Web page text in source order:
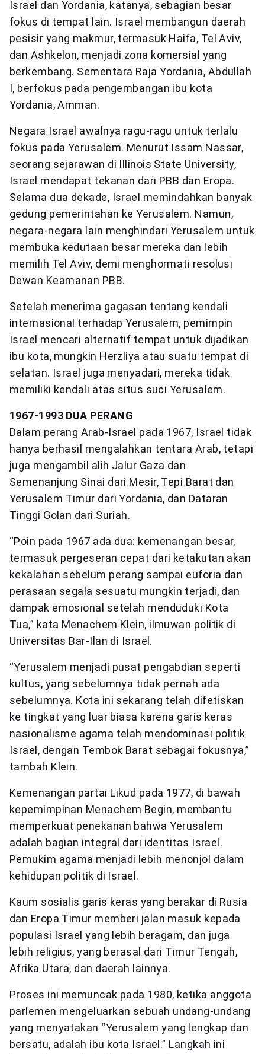
Israel dan Yordania, katanya, sebagian besar
fokus di tempat lain. Israel membangun daerah
pesisir yang makmur, termasuk Haifa, Tel Aviv,
dan Ashkelon, menjadi zona komersial yang
berkembang. Sementara Raja Yordania, Abdullah
I, berfokus pada pengembangan ibu kota
Yordania, Amman.
Negara Israel awalnya ragu-ragu untuk terlalu
fokus pada Yerusalem. Menurut Issam Nassar,
seorang sejarawan di Illinois State University,
Israel mendapat tekanan dari PBB dan Eropa.
Selama dua dekade, Israel memindahkan banyak
gedung pemerintahan ke Yerusalem. Namun,
negara-negara lain menghindari Yerusalem untuk
membuka kedutaan besar mereka dan lebih
memilih Tel Aviv, demi menghormati resolusi
Dewan Keamanan PBB.
Setelah menerima gagasan tentang kendali
internasional terhadap Yerusalem, pemimpin
Israel mencari alternatif tempat untuk dijadikan
ibu kota, mungkin Herzliya atau suatu tempat di
selatan. Israel juga menyadari, mereka tidak
memiliki kendali atas situs suci Yerusalem.
1967-1993 DUA PERANG
Dalam perang Arab-Israel pada 1967, Israel tidak
hanya berhasil mengalahkan tentara Arab, tetapi
juga mengambil alih Jalur Gaza dan
Semenanjung Sinai dari Mesir, Tepi Barat dan
Yerusalem Timur dari Yordania, dan Dataran
Tinggi Golan dari Suriah.
“Poin pada 1967 ada dua: kemenangan besar,
termasuk pergeseran cepat dari ketakutan akan
kekalahan sebelum perang sampai euforia dan
perasaan segala sesuatu mungkin terjadi, dan
dampak emosional setelah menduduki Kota
Tua,” kata Menachem Klein, ilmuwan politik di
Universitas Bar-Ilan di Israel.
“Yerusalem menjadi pusat pengabdian seperti
kultus, yang sebelumnya tidak pernah ada
sebelumnya. Kota ini sekarang telah difetiskan
ke tingkat yang luar biasa karena garis keras
nasionalisme agama telah mendominasi politik
Israel, dengan Tembok Barat sebagai fokusnya,”
tambah Klein.
Kemenangan partai Likud pada 1977, di bawah
kepemimpinan Menachem Begin, membantu
memperkuat penekanan bahwa Yerusalem
adalah bagian integral dari identitas Israel.
Pemukim agama menjadi lebih menonjol dalam
kehidupan politik di Israel.
Kaum sosialis garis keras yang berakar di Rusia
dan Eropa Timur memberi jalan masuk kepada
populasi Israel yang lebih beragam, dan juga
lebih religius, yang berasal dari Timur Tengah,
Afrika Utara, dan daerah lainnya.
Proses ini memuncak pada 1980, ketika anggota
parlemen mengeluarkan sebuah undang-undang
yang menyatakan “Yerusalem yang lengkap dan
bersatu, adalah ibu kota Israel.” Langkah ini